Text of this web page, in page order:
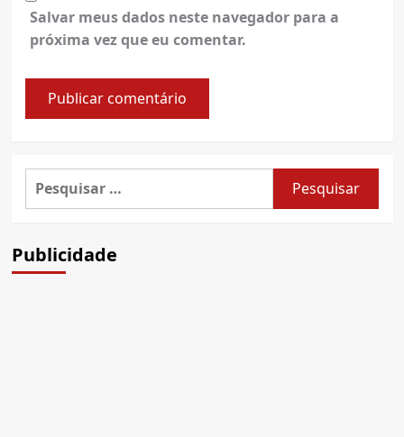
Salvar meus dados neste navegador para a
próxima vez que eu comentar.
Pesquisar
Publicidade